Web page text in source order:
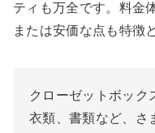
ティも万全です。料金
または安価な点も特徴
クローゼットボック
衣類、書類など、さ